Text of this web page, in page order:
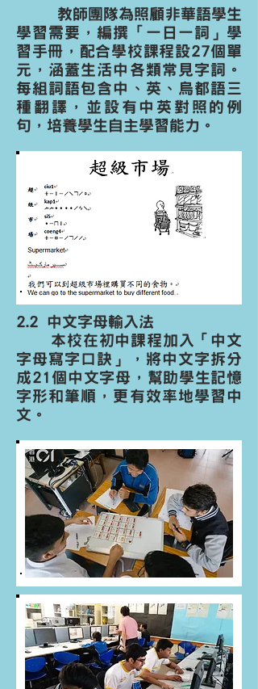
教師團隊為照顧非華語學生
學習需要，編撰「一日一詞」學
習手冊，配合學校課程設27個單
元，涵蓋生活中各類常見字詞。
每組詞語包含中、英、烏都語三
種翻譯，並設有中英對照的例
句，培養學生自主學習能力。
2.2 中文字母輸入法
本校在初中課程加入「中文
字母寫字口訣」，將中文字拆分
成21個中文字母，幫助學生記憶
字形和筆順，更有效率地學習中
文。